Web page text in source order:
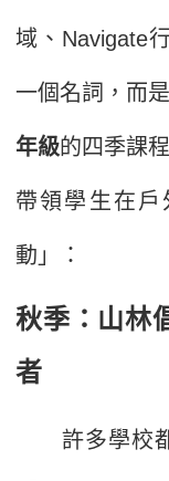
域、Navigate
一個名詞，而
年級的四季課
帶領學生在
動」：
秋季：山林
者
許多學校都